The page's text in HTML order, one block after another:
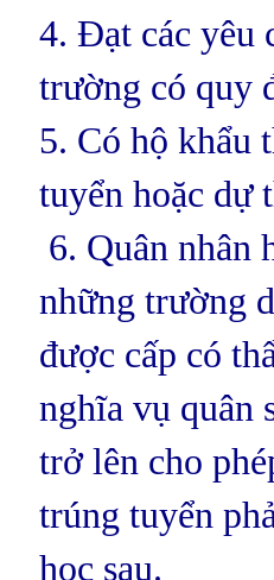
4. Đạt các yêu
trường có quy
5. Có hộ khẩu
tuyển hoặc dự
6. Quân nhân
những trường
được cấp có
nghĩa vụ quân
trở lên cho
trúng tuyển
học sau.